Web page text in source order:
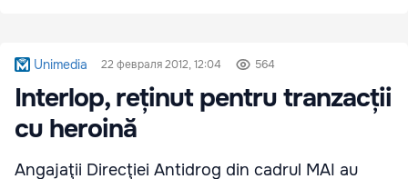
Unimedia 22 февраля 2012, 12:04 564
Interlop, reținut pentru tranzacții
cu heroină
Angajaţii Direcţiei Antidrog din cadrul MAI au